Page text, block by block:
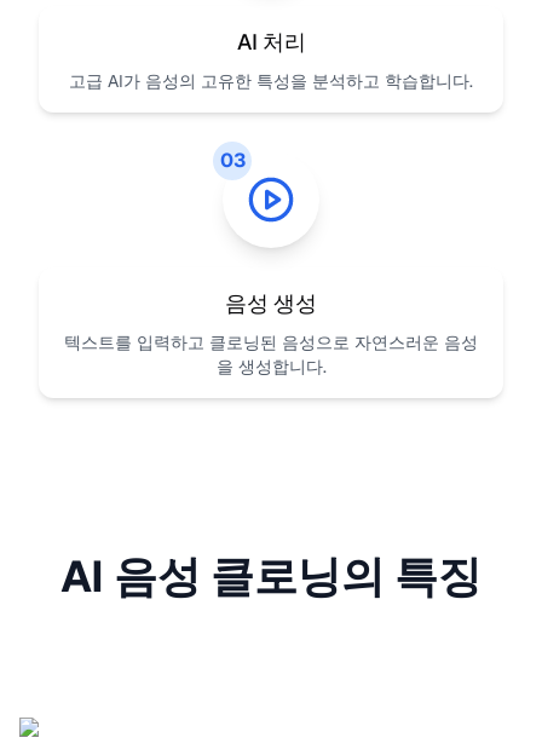
AI 처리
고급 AI가 음성의 고유한 특성을 분석하고 학습합니다.
03
음성 생성
텍스트를 입력하고 클로닝된 음성으로 자연스러운 음성
을 생성합니다.
AI 음성 클로닝의 특징